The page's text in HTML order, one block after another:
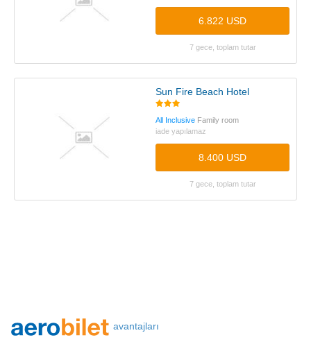
6.822 USD
7 gece, toplam tutar
Sun Fire Beach Hotel
All Inclusive Family room
iade yapılamaz
8.400 USD
7 gece, toplam tutar
avantajları